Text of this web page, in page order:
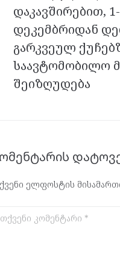
დაკავშირებით,
დეკემბრიდან
გარკვეულ
საავტომობილო
შეიზღუდება
ელფოსტის